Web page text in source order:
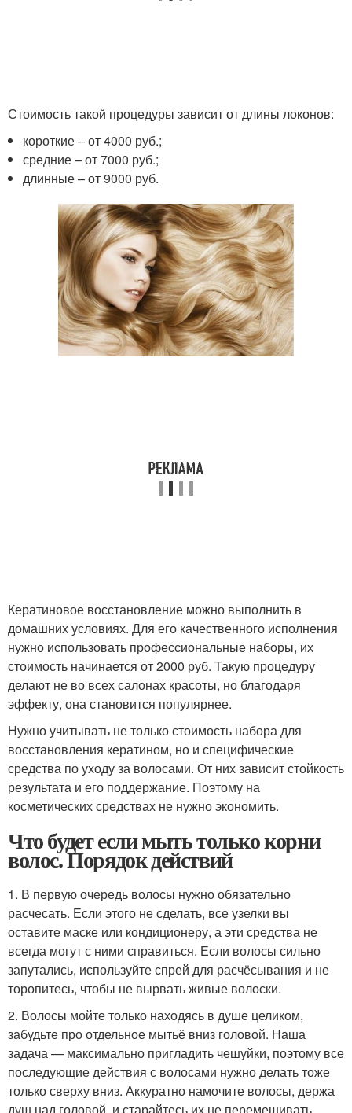
Стоимость такой процедуры зависит от длины локонов:
короткие – от 4000 руб.;
средние – от 7000 руб.;
длинные – от 9000 руб.
Кератиновое восстановление можно выполнить в
домашних условиях. Для его качественного исполнения
нужно использовать профессиональные наборы, их
стоимость начинается от 2000 руб. Такую процедуру
делают не во всех салонах красоты, но благодаря
эффекту, она становится популярнее.
Нужно учитывать не только стоимость набора для
восстановления кератином, но и специфические
средства по уходу за волосами. От них зависит стойкость
результата и его поддержание. Поэтому на
косметических средствах не нужно экономить.
Что будет если мыть только корни
волос. Порядок действий
1. В первую очередь волосы нужно обязательно
расчесать. Если этого не сделать, все узелки вы
оставите маске или кондиционеру, а эти средства не
всегда могут с ними справиться. Если волосы сильно
запутались, используйте спрей для расчёсывания и не
торопитесь, чтобы не вырвать живые волоски.
2. Волосы мойте только находясь в душе целиком,
забудьте про отдельное мытьё вниз головой. Наша
задача — максимально пригладить чешуйки, поэтому все
последующие действия с волосами нужно делать тоже
только сверху вниз. Аккуратно намочите волосы, держа